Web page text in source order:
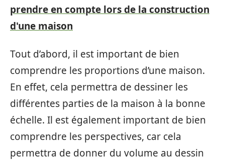
prendre en compte lors de la construction
d'une maison
Tout d’abord, il est important de bien
comprendre les proportions d’une maison.
En effet, cela permettra de dessiner les
différentes parties de la maison à la bonne
échelle. Il est également important de bien
comprendre les perspectives, car cela
permettra de donner du volume au dessin